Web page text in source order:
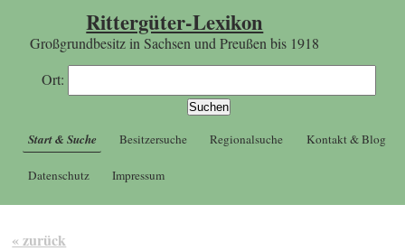
Rittergüter-Lexikon
Großgrundbesitz in Sachsen und Preußen bis 1918
Ort:
Start & Suche Besitzersuche Regionalsuche Kontakt & Blog
Datenschutz Impressum
« zurück